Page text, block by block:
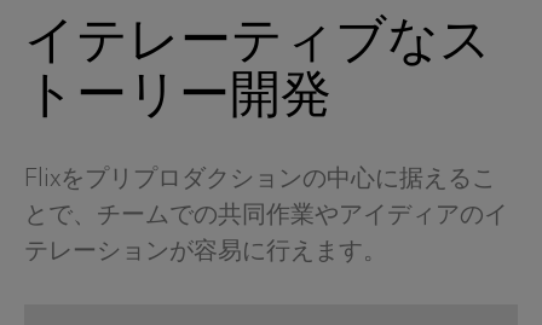
イテレーティブなス
トーリー開発
Flixをプリプロダクションの中心に据えるこ
とで、チームでの共同作業やアイディアのイ
テレーションが容易に行えます。